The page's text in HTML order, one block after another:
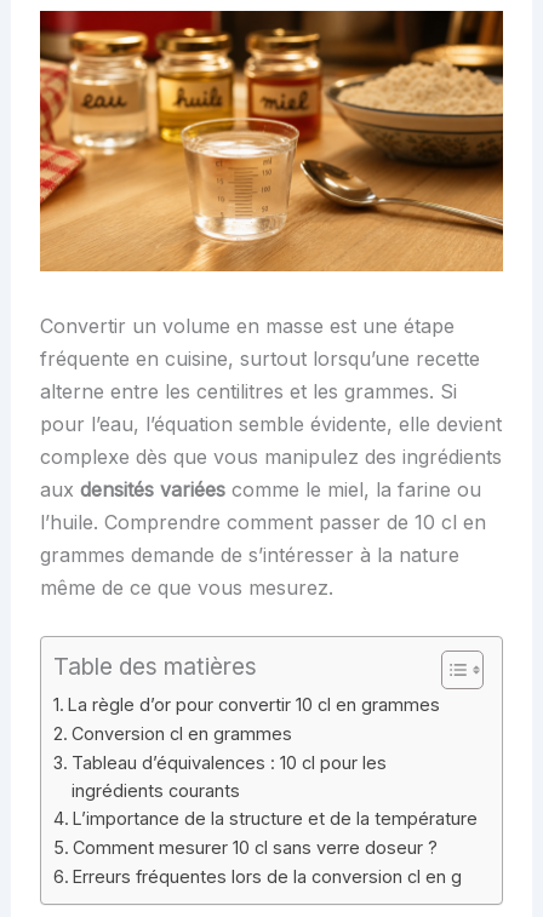
Convertir un volume en masse est une étape
fréquente en cuisine, surtout lorsqu’une recette
alterne entre les centilitres et les grammes. Si
pour l’eau, l’équation semble évidente, elle devient
complexe dès que vous manipulez des ingrédients
aux densités variéescomme le miel, la farine ou
l’huile. Comprendre comment passer de 10 cl en
grammes demande de s’intéresser à la nature
même de ce que vous mesurez.
Table des matières
La règle d’or pour convertir 10 cl en grammes
Conversion cl en grammes
Tableau d’équivalences : 10 cl pour les
ingrédients courants
L’importance de la structure et de la température
Comment mesurer 10 cl sans verre doseur ?
Erreurs fréquentes lors de la conversion cl en g